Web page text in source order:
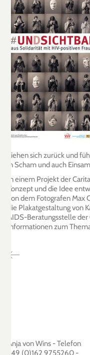
ziehen sich zurück und
in Scham und auch
In einem Projekt der
Konzept und die Idee
von dem Fotografen
die Plakatgestaltung von
AIDS-Beratungsstelle
Informationen zum
Anja von Wins - Telefon
+49 (0)162 9755260 -